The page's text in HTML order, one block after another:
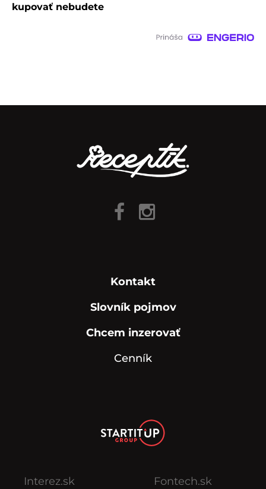
kupovať nebudete
Kontakt
Slovník pojmov
Chcem inzerovať
Cenník
Interez.sk
Fontech.sk